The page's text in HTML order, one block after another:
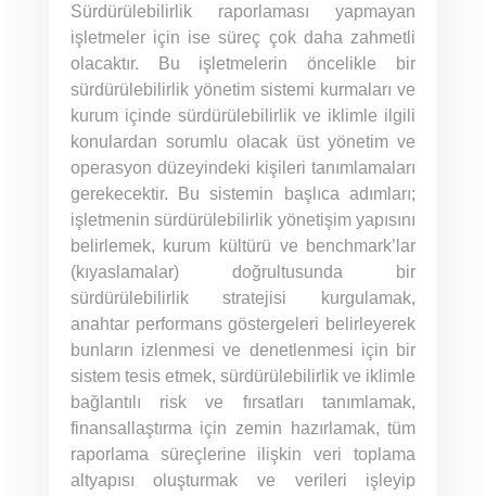
Sürdürülebilirlik raporlaması yapmayan
işletmeler için ise süreç çok daha zahmetli
olacaktır. Bu işletmelerin öncelikle bir
sürdürülebilirlik yönetim sistemi kurmaları ve
kurum içinde sürdürülebilirlik ve iklimle ilgili
konulardan sorumlu olacak üst yönetim ve
operasyon düzeyindeki kişileri tanımlamaları
gerekecektir. Bu sistemin başlıca adımları;
işletmenin sürdürülebilirlik yönetişim yapısını
belirlemek, kurum kültürü ve benchmark’lar
(kıyaslamalar) doğrultusunda bir
sürdürülebilirlik stratejisi kurgulamak,
anahtar performans göstergeleri belirleyerek
bunların izlenmesi ve denetlenmesi için bir
sistem tesis etmek, sürdürülebilirlik ve iklimle
bağlantılı risk ve fırsatları tanımlamak,
finansallaştırma için zemin hazırlamak, tüm
raporlama süreçlerine ilişkin veri toplama
altyapısı oluşturmak ve verileri işleyip